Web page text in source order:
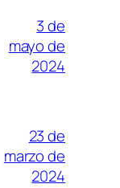
3 de
mayo de
2024
23 de
marzo de
2024